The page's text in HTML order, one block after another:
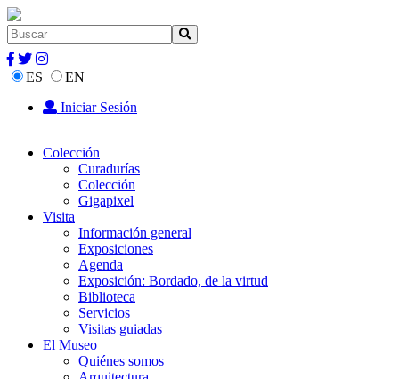
ES
EN
Iniciar Sesión
Colección
Curadurías
Colección
Gigapixel
Visita
Información general
Exposiciones
Agenda
Exposición: Bordado, de la virtud
Biblioteca
Servicios
Visitas guiadas
El Museo
Quiénes somos